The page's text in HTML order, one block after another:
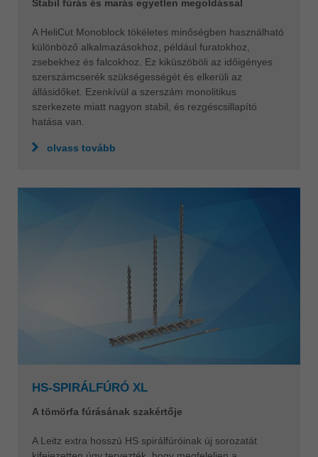
Stabil fúrás és marás egyetlen megoldással
A HeliCut Monoblock tökéletes minőségben használható
különböző alkalmazásokhoz, például furatokhoz,
zsebekhez és falcokhoz. Ez kiküszöböli az időigényes
szerszámcserék szükségességét és elkerüli az
állásidőket. Ezenkívül a szerszám monolitikus
szerkezete miatt nagyon stabil, és rezgéscsillapító
hatása van.
olvass tovább
HS-SPIRÁLFÚRÓ XL
A tömörfa fúrásának szakértője
A Leitz extra hosszú HS spirálfúróinak új sorozatát